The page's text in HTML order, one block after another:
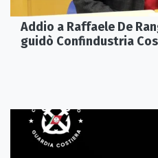
Addio a Raffaele De
guidò Confindustria